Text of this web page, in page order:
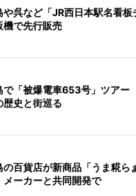
や呉など「JR西日本駅名看板
機で先行販売
で「被爆電車653号」ツア
歴史と街巡る
の百貨店が新商品「うま糀
メーカーと共同開発で